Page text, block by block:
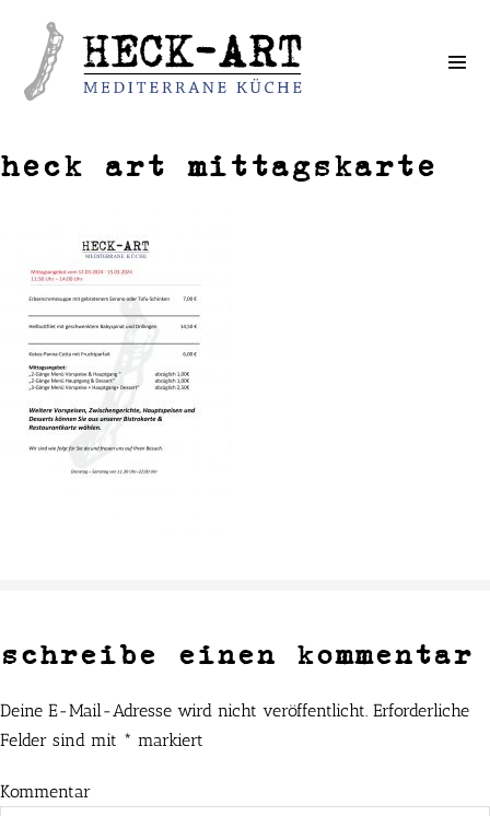
Weiter
Inhalt
heck art mittagskarte
schreibe einen kommentar
Deine E-Mail-Adresse wird nicht veröffentlicht. Erforderliche
Felder sind mit * markiert
Kommentar